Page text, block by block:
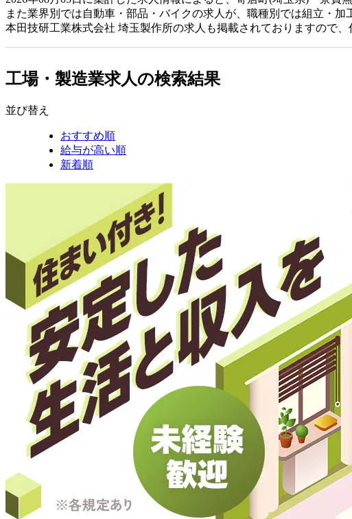
また業界別では自動車・部品・バイクの求人が、職種別では組立・加
本田技研工業株式会社 埼玉製作所の求人も掲載されておりますので、
工場・製造業求人の検索結果
並び替え
おすすめ順
給与が高い順
新着順